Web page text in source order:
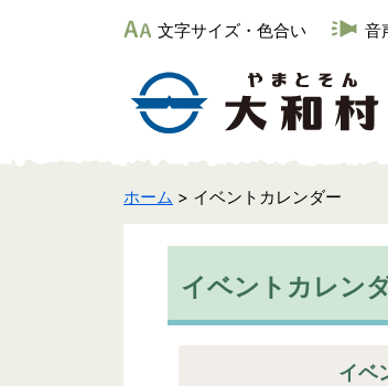
文字サイズ・色合い 音
ホーム > イベントカレンダー
イベントカレン
イベ